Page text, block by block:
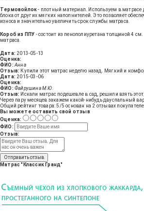
Термовойлок- плотный материал. Используем в матрасе
блока от других мягких наполнителей. Это позволяет
износа и значительно увеличить срок службы матраса.
Короб из ППУ - состоит из пенополиуретана толщиной 4
матраса.
Дата: 2013-05-13
Оценка:
ФИО: Анна
Отзыв: Купили этот матрас неделю назад. Мягкий и
Дата: 2015-03-06
Оценка:
ФИО: Файрушина М.Ю.
Отзыв: Искали матрас подешевле в сад, решили взять
Через пару месяцев закажем какой-нибудь двуспальный
Общий рейтинг товара:5/5 основан на 2 отзывах
Вы можете оставить свой отзыв
Оценка:
ФИО:
Отзыв:
Отправить отзыв
Матрас "Классик Гранд"